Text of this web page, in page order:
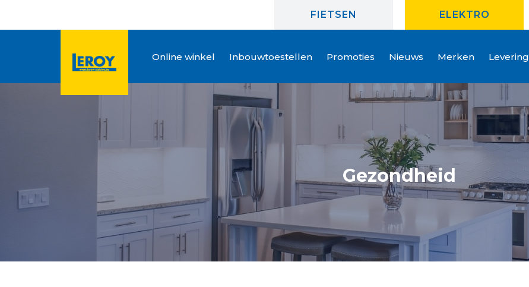
FIETSEN ELEKTRO
Online winkel Inbouwtoestellen Promoties Nieuws Merken Levering
Gezondheid